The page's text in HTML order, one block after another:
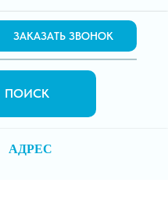
ЗАКАЗАТЬ ЗВОНОК
ПОИСК
АДРЕС